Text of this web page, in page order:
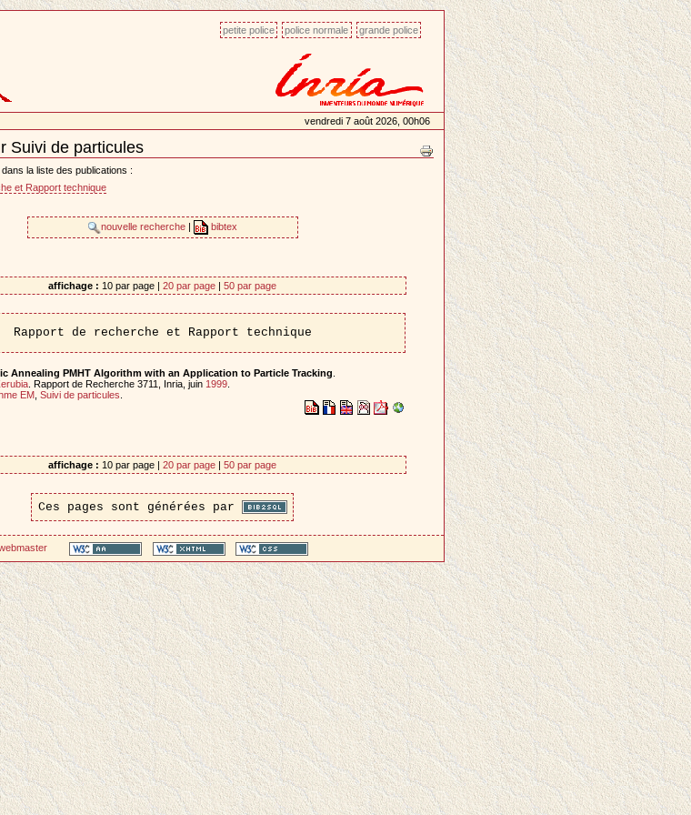
petite police police normale grande police
vendredi 7 août 2026, 00h06
Suivi de particules
la liste des publications :
et Rapport technique
nouvelle recherche bibtex
affichage : 10 par page | 20 par page | 50 par page
Rapport de recherche et Rapport technique
Annealing PMHT Algorithm with an Application to Particle Tracking
. Rapport de Recherche 3711, Inria, juin 1999.
EM, Suivi de particules
affichage : 10 par page | 20 par page | 50 par page
Ces pages sont générées par